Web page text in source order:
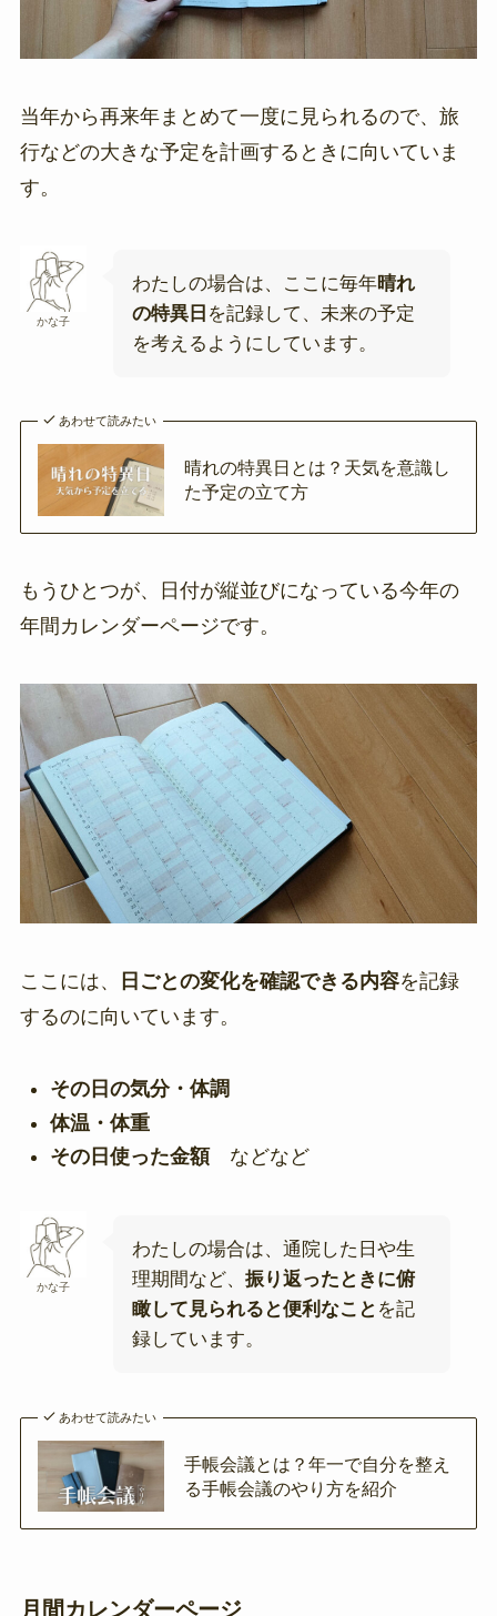
当年から再来年まとめて一度に見られるので、旅
行などの大きな予定を計画するときに向いていま
す。
かな子
わたしの場合は、ここに毎年晴れ
の特異日 を記録して、未来の予定
を考えるようにしています。
あわせて読みたい
晴れの特異日とは？天気を意識し
た予定の立て方
もうひとつが、日付が縦並びになっている今年の
年間カレンダーページです。
ここには、 日ごとの変化を確認できる内容を記録
するのに向いています。
その日の気分・体調
体温・体重
その日使った金額などなど
かな子
わたしの場合は、通院した日や生
理期間など、 振り返ったときに俯
瞰して見られると便利なこと を記
録しています。
あわせて読みたい
手帳会議とは？年一で自分を整え
る手帳会議のやり方を紹介
月間カレンダーページ